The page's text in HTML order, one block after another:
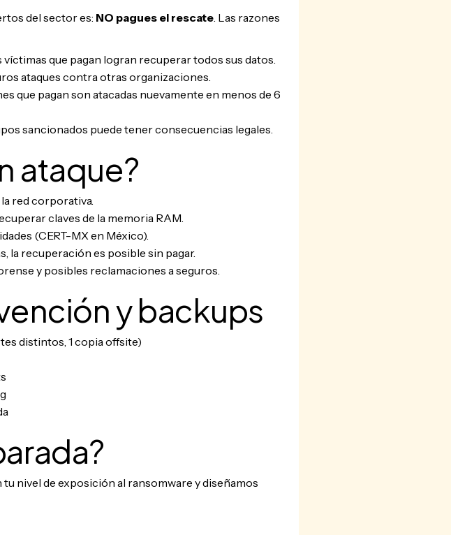
del sector es: NO pagues el rescate. Las razones
víctimas que pagan logran recuperar todos sus datos.
ataques contra otras organizaciones.
que pagan son atacadas nuevamente en menos de 6
sancionados puede tener consecuencias legales.
ataque?
red corporativa.
claves de la memoria RAM.
(CERT-MX en México).
la recuperación es posible sin pagar.
y posibles reclamaciones a seguros.
y backups
distintos, 1 copia offsite)
tu nivel de exposición al ransomware y diseñamos